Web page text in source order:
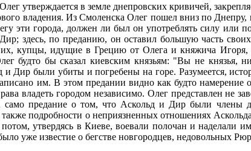
утверждается в земле днепровских кривичей,
владения. Из Смоленска Олег пошел вниз по
эти города, должен ли был он употреблять силу или
здесь, по преданию, он оставил большую часть
их, купцы, идущие в Грецию от Олега и княжича
будто бы сказал киевским князьям: "Вы не князья,
были убиты и погребены на горе. Разумеется,
им. В этом предании видно как будто
владеть городом независимо. Олег представлен не
предание о том, что Аскольд и Дир были члены
подробности о неприязненных отношениях
утвердясь в Киеве, воевали полочан и
уже известие о бегстве новгородцев, недовольных